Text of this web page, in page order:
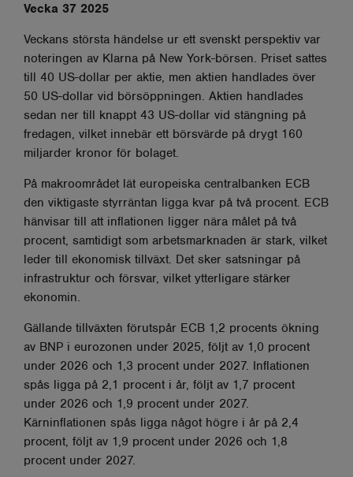
Vecka 37 2025
Veckans största händelse ur ett svenskt perspektiv var
noteringen av Klarna på New York-börsen. Priset sattes
till 40 US-dollar per aktie, men aktien handlades över
50 US-dollar vid börsöppningen. Aktien handlades
sedan ner till knappt 43 US-dollar vid stängning på
fredagen, vilket innebär ett börsvärde på drygt 160
miljarder kronor för bolaget.
På makroområdet lät europeiska centralbanken ECB
den viktigaste styrräntan ligga kvar på två procent. ECB
hänvisar till att inflationen ligger nära målet på två
procent, samtidigt som arbetsmarknaden är stark, vilket
leder till ekonomisk tillväxt. Det sker satsningar på
infrastruktur och försvar, vilket ytterligare stärker
ekonomin.
Gällande tillväxten förutspår ECB 1,2 procents ökning
av BNP i eurozonen under 2025, följt av 1,0 procent
under 2026 och 1,3 procent under 2027. Inflationen
spås ligga på 2,1 procent i år, följt av 1,7 procent
under 2026 och 1,9 procent under 2027.
Kärninflationen spås ligga något högre i år på 2,4
procent, följt av 1,9 procent under 2026 och 1,8
procent under 2027.